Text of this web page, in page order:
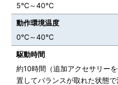
5℃～40℃
動作環境温度
0℃～40℃
駆動時間
約10時間（追加アクセサリー
置してバランスが取れた状態で